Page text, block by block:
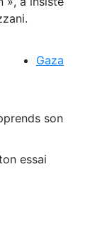
Gaza
son
essai